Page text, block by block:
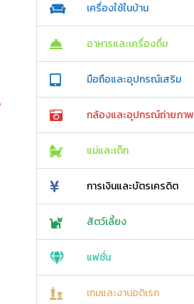
เครื่องใช้ในบ้าน
อาหารและเครื่องดื่ม
มือถือและอุปกรณ์เสริม
กล้องและอุปกรณ์ถ่ายภาพ
แม่และเด็ก
การเงินและบัตรเครดิต
สัตว์เลี้ยง
แฟชั่น
เกมและงานอดิเรก